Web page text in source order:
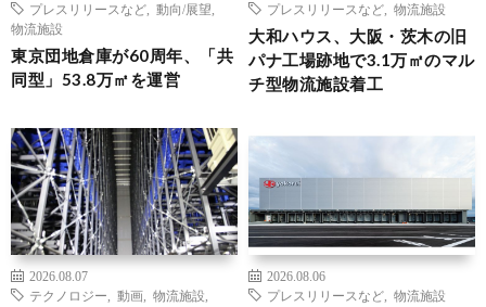
プレスリリースなど
動向/展望
物流施設
東京団地倉庫が60周年、「共
同型」53.8万㎡を運営
プレスリリースなど
物流施設
大和ハウス、大阪・茨木の旧
パナ工場跡地で3.1万㎡のマル
チ型物流施設着工
2026.08.07
テクノロジー
動画 物流施設
2026.08.06
プレスリリースなど
物流施設